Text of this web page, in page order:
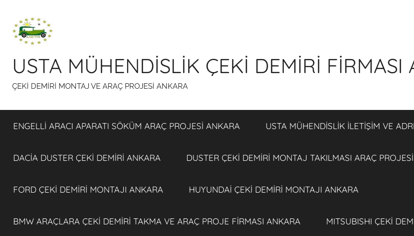
USTA MÜHENDİSLİK ÇEKİ DEMİRİ FİRMASI
ÇEKİ DEMİRİ MONTAJ VE ARAÇ PROJESİ ANKARA
ENGELLİ ARACI APARATI SÖKÜM ARAÇ PROJESİ ANKARA USTA MÜHENDİSLİK İLETİŞİM VE
DACİA DUSTER ÇEKİ DEMİRİ ANKARA DUSTER ÇEKİ DEMİRİ MONTAJ TAKILMASI ARAÇ
FORD ÇEKİ DEMİRİ MONTAJI ANKARA HUYUNDAİ ÇEKİ DEMİRİ MONTAJI ANKARA
BMW ARAÇLARA ÇEKİ DEMİRİ TAKMA VE ARAÇ PROJE FİRMASI ANKARA MITSUBISHI ÇEKİ